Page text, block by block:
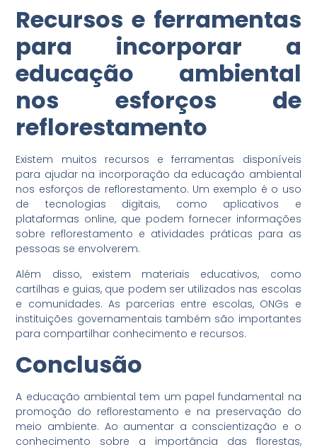
Recursos e ferramentas
para incorporar a
educação ambiental
nos esforços de
reflorestamento
Existem muitos recursos e ferramentas disponíveis
para ajudar na incorporação da educação ambiental
nos esforços de reflorestamento. Um exemplo é o uso
de tecnologias digitais, como aplicativos e
plataformas online, que podem fornecer informações
sobre reflorestamento e atividades práticas para as
pessoas se envolverem.
Além disso, existem materiais educativos, como
cartilhas e guias, que podem ser utilizados nas escolas
e comunidades. As parcerias entre escolas, ONGs e
instituições governamentais também são importantes
para compartilhar conhecimento e recursos.
Conclusão
A educação ambiental tem um papel fundamental na
promoção do reflorestamento e na preservação do
meio ambiente. Ao aumentar a conscientização e o
conhecimento sobre a importância das florestas,